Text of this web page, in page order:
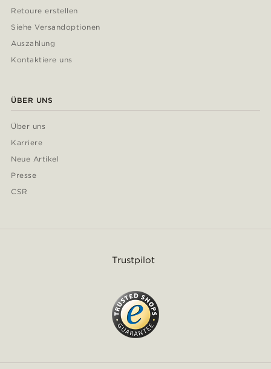
Retoure erstellen
Siehe Versandoptionen
Auszahlung
Kontaktiere uns
ÜBER UNS
Über uns
Karriere
Neue Artikel
Presse
CSR
Trustpilot